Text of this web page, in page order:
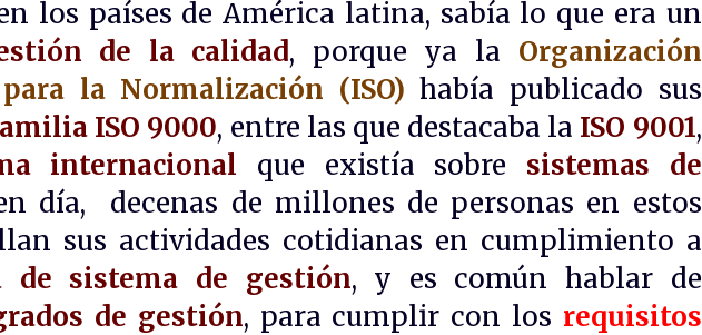
los países de América latina, sabía lo que era un
de la calidad, porque ya la Organización
la Normalización (ISO) había publicado sus
ISO 9000, entre las que destacaba la ISO 9001,
internacional que existía sobre sistemas de
día, decenas de millones de personas en estos
sus actividades cotidianas en cumplimiento a
de sistema de gestión, y es común hablar de
de gestión, para cumplir con los requisitos